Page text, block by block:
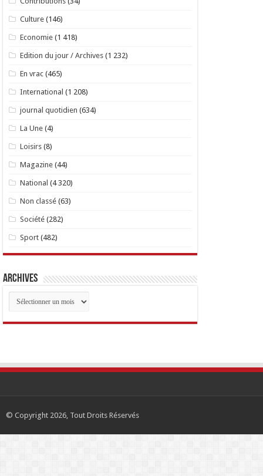
Culture (146)
Economie (1 418)
Edition du jour / Archives (1 232)
En vrac (465)
International (1 208)
journal quotidien (634)
La Une (4)
Loisirs (8)
Magazine (44)
National (4 320)
Non classé (63)
Société (282)
Sport (482)
Archives
Archives
© Copyright 2026, Tout Droits Réservés